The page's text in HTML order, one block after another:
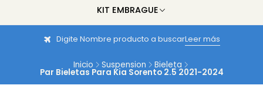
KIT EMBRAGUE
Digite Nombre producto a buscarLeer más
Inicio Suspension Bieleta
Par Bieletas Para Kia Sorento 2.5 2021-2024